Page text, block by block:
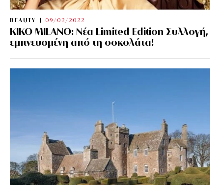
BEAUTY 09/02/2022
KIKO MILANO: Νέα Limited Edition Συλλογή,
εμπνευσμένη από τη σοκολάτα!